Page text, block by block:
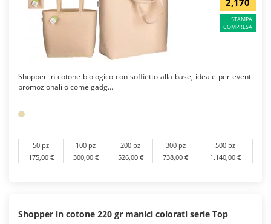
2,170
STAMPA
COMPRESA
Shopper in cotone biologico con soffietto alla base, ideale per eventi
promozionali o come gadg...
50 pz 100 pz 200 pz 300 pz
500 pz
175,00 €
300,00 € 526,00 € 738,00 € 1.140,00 €
Shopper in cotone 220 gr manici colorati serie Top